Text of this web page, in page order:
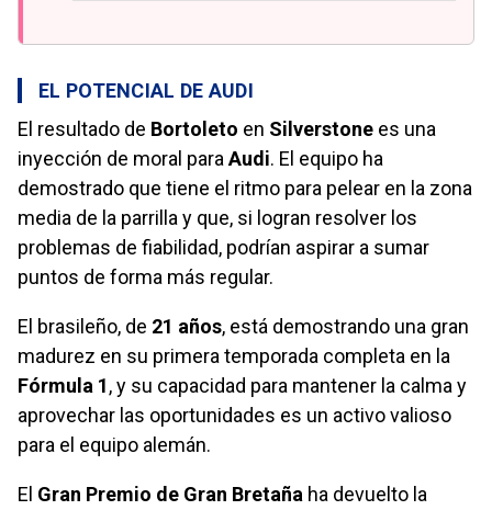
EL POTENCIAL DE AUDI
El resultado de Bortoleto en Silverstone es una
inyección de moral para Audi. El equipo ha
demostrado que tiene el ritmo para pelear en la zona
media de la parrilla y que, si logran resolver los
problemas de fiabilidad, podrían aspirar a sumar
puntos de forma más regular.
El brasileño, de 21 años, está demostrando una gran
madurez en su primera temporada completa en la
Fórmula 1, y su capacidad para mantener la calma y
aprovechar las oportunidades es un activo valioso
para el equipo alemán.
El Gran Premio de Gran Bretaña ha devuelto la